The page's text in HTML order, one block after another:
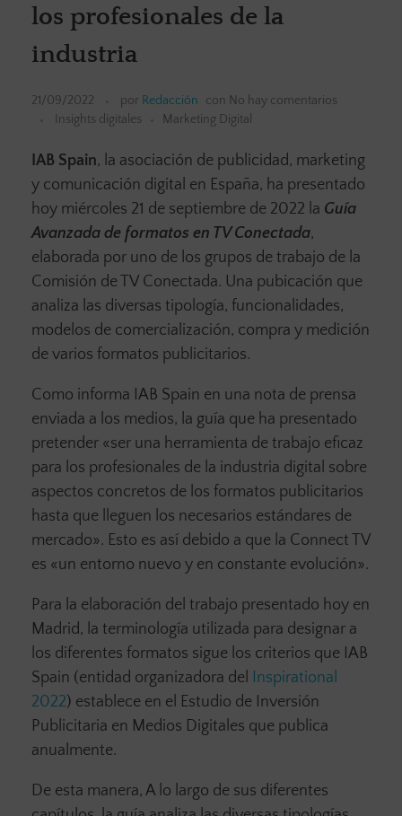
los profesionales de la
industria
21/09/2022 por Redacción con No hay comentarios
Insights digitales
Marketing Digital
IAB Spain, la asociación de publicidad, marketing
y comunicación digital en España, ha presentado
hoy miércoles 21 de septiembre de 2022 la Guía
Avanzada de formatos en TV Conectada,
elaborada por uno de los grupos de trabajo de la
Comisión de TV Conectada. Una pubicación que
analiza las diversas tipología, funcionalidades,
modelos de comercialización, compra y medición
de varios formatos publicitarios.
Como informa IAB Spain en una nota de prensa
enviada a los medios, la guía que ha presentado
pretender «ser una herramienta de trabajo eficaz
para los profesionales de la industria digital sobre
aspectos concretos de los formatos publicitarios
hasta que lleguen los necesarios estándares de
mercado». Esto es así debido a que la Connect TV
es «un entorno nuevo y en constante evolución».
Para la elaboración del trabajo presentado hoy en
Madrid, la terminología utilizada para designar a
los diferentes formatos sigue los criterios que IAB
Spain (entidad organizadora del Inspirational
2022) establece en el Estudio de Inversión
Publicitaria en Medios Digitales que publica
anualmente.
De esta manera, A lo largo de sus diferentes